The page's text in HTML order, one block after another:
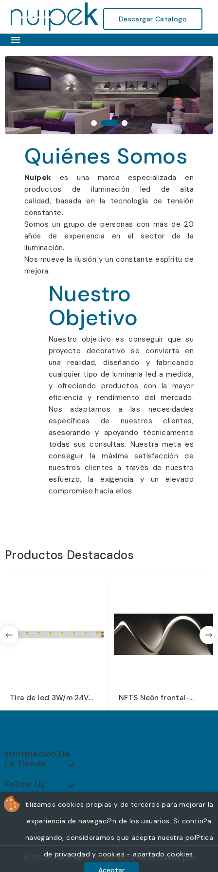
Descargar Catalogo

Quiénes Somos
Nuipek es una marca especializada en
productos de iluminación led de alta
calidad, basada en la tecnología de tensión
constante.
Somos un grupo de personas con más de 20
años de experiencia en el sector de la
iluminación.
Nos mueve la ilusión y un constante espíritu de
mejora.
Nuestro
Objetivo
Nuestro objetivo es conseguir que su
proyecto decorativo se convierta en
una realidad, diseñando y fabricando
cualquier tipo de luminaria led a medida,
y ofreciendo productos con la mayor
eficiencia y rendimiento del mercado.
Nos adaptamos a las necesidades
específicas de nuestros clientes,
asesorando y apoyando técnicamente
todas sus consultas. Nuestra meta es
conseguir la máxima satisfacción de
nuestros clientes a través de nuestro
esfuerzo, la exigencia y un elevado
compromiso hacia ellos.
Productos Destacados
Tira de led 3W/m 24V
color blanco SLIM 8mm...
NFTS Neón frontal-
lateral 6W/m 24V IP67
Información De
La Tienda

Follow Us

Categorias
Información

tilizamos cookies propias y de terceros para mejorar la
experiencia de navegaci?n de los usuarios. Si contin?a
navegando, consideramos que acepta nuestra pol?tica
de privacidad y cookies - apartado cookies.
Aceptar
© 2026 - Software Ecommerce desarrollado por
PrestaShop